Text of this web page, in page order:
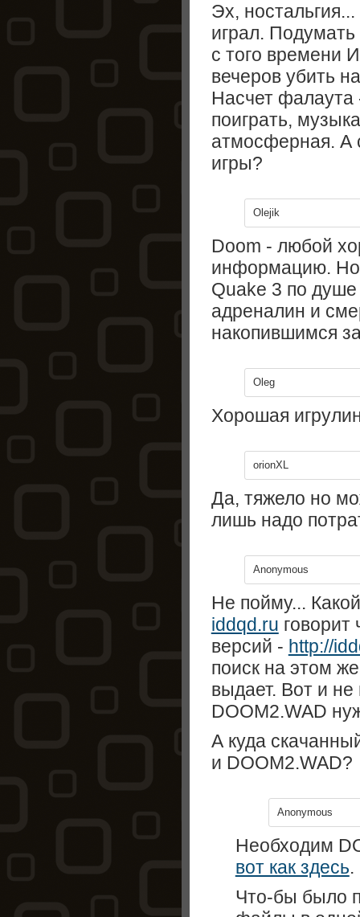
Эх,
играл.
с того времени
вечеров убить
Насчет фалаута
поиграть,
атмосферная. А
игры?
Olejik
Doom - любой
информацию.
Quake 3 по
адреналин и
накопившимся
Oleg
Хорошая
orionXL
Да, тяжело но
лишь надо
Anonymous
Не пойму...
iddqd.ru говорит
версий - http://
поиск на этом
выдает. Вот и не
DOOM2.WAD
А куда
и DOOM2.WAD?
Anonymous
Необходим
вот как здесь.
Что-бы было